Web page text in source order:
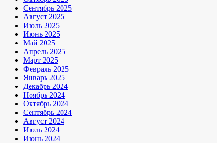
Сентябрь 2025
Август 2025
Июль 2025
Июнь 2025
Май 2025
Апрель 2025
Март 2025
Февраль 2025
Январь 2025
Декабрь 2024
Ноябрь 2024
Октябрь 2024
Сентябрь 2024
Август 2024
Июль 2024
Июнь 2024